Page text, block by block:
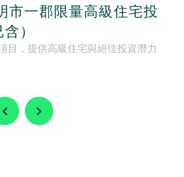
一郡限量高級住宅投
）
目，提供高級住宅與絕佳投資潛力